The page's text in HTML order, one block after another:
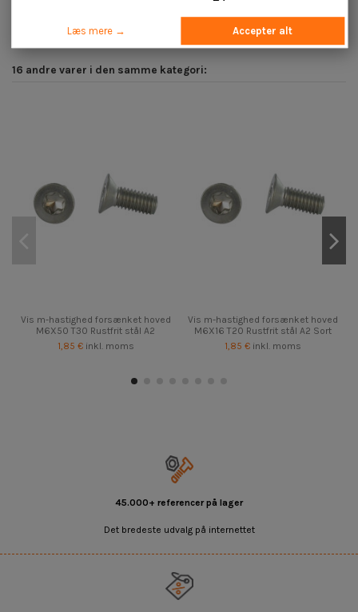
16 andre varer i den samme kategori:
Vis m-hastighed forsænket hoved
M6X50 T30 Rustfrit stål A2
1,85 € inkl. moms
Vis m-hastighed forsænket hoved
M6X16 T20 Rustfrit stål A2 Sort
1,85 € inkl. moms
45.000+ referencer på lager
Det bredeste udvalg på internettet
Læs mere → Accepter alt